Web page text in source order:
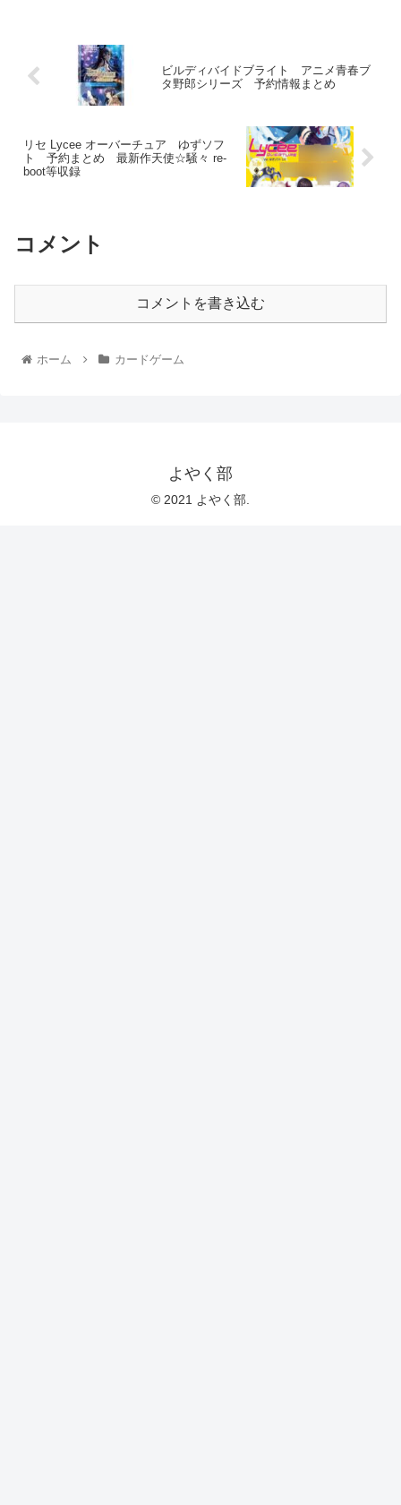
ビルディバイドブライト アニメ青春ブ
タ野郎シリーズ 予約情報まとめ
リセ Lycee オーバーチュア ゆずソフ
ト 予約まとめ 最新作天使☆騒々 re-
boot等収録
コメント
コメントを書き込む
ホーム カードゲーム
よやく部
© 2021 よやく部.